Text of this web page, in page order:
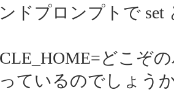
ドプロンプトで
どこぞ
ているのでしょう